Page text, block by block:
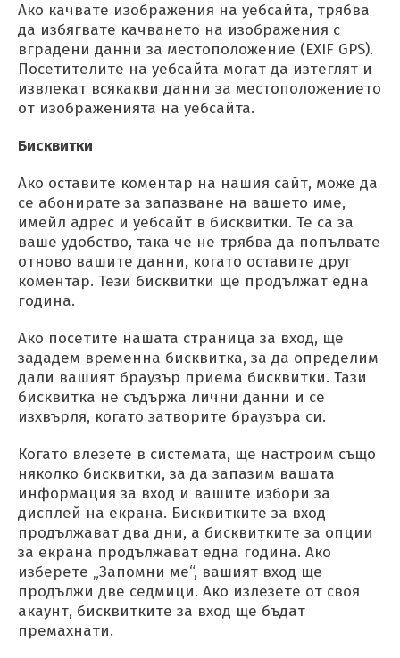
Ако качвате изображения на уебсайта, трябва
да избягвате качването на изображения с
вградени данни за местоположение (EXIF GPS).
Посетителите на уебсайта могат да изтеглят и
извлекат всякакви данни за местоположението
от изображенията на уебсайта.
Бисквитки
Ако оставите коментар на нашия сайт, може да
се абонирате за запазване на вашето име,
имейл адрес и уебсайт в бисквитки. Те са за
ваше удобство, така че не трябва да попълвате
отново вашите данни, когато оставите друг
коментар. Тези бисквитки ще продължат една
година.
Ако посетите нашата страница за вход, ще
зададем временна бисквитка, за да определим
дали вашият браузър приема бисквитки. Тази
бисквитка не съдържа лични данни и се
изхвърля, когато затворите браузъра си.
Когато влезете в системата, ще настроим също
няколко бисквитки, за да запазим вашата
информация за вход и вашите избори за
дисплей на екрана. Бисквитките за вход
продължават два дни, а бисквитките за опции
за екрана продължават една година. Ако
изберете „Запомни ме“, вашият вход ще
продължи две седмици. Ако излезете от своя
акаунт, бисквитките за вход ще бъдат
премахнати.